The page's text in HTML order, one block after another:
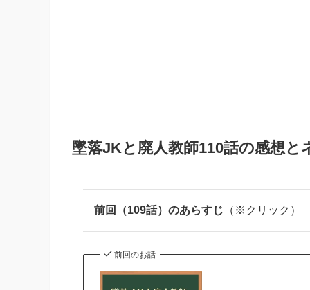
墜落JKと廃人教師110話の感想と
前回（109話）のあらすじ （※クリック）
前回のお話